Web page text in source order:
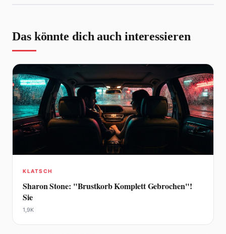
Das könnte dich auch interessieren
KLATSCH
Sharon Stone: "Brustkorb Komplett Gebrochen"!
Sie
1,9K